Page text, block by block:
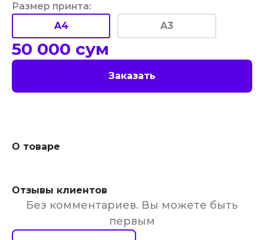
Размер принта:
A4
A3
50 000 сум
Заказать
О товаре
Отзывы клиентов
Без комментариев. Вы можете быть
первым